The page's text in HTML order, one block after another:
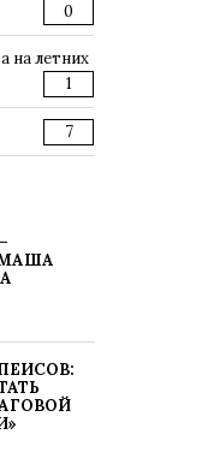
0
на летних
1
7